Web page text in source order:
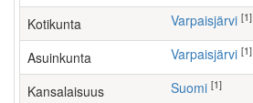
Kotikunta Varpaisjärvi [1]
Asuinkunta Varpaisjärvi [1]
Kansalaisuus Suomi [1]